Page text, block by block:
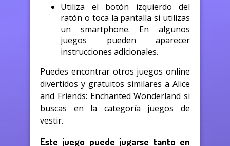
Utiliza el botón izquierdo del
ratón o toca la pantalla si utilizas
un smartphone. En algunos
juegos pueden aparecer
instrucciones adicionales.
Puedes encontrar otros juegos online
divertidos y gratuitos similares a Alice
and Friends: Enchanted Wonderland si
buscas en la categoría juegos de
vestir.
Este juego puede jugarse tanto en